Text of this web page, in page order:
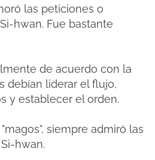
las peticiones o
hwan. Fue bastante
de acuerdo con la
debían liderar el flujo,
y establecer el orden.
siempre admiró las
hwan.